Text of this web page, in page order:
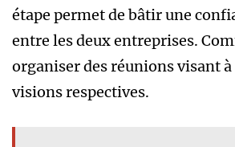
étape permet de bâtir une
entre les deux entreprises.
organiser des réunions visant
visions respectives.